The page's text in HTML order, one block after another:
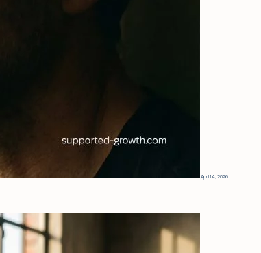
April 14, 2026